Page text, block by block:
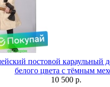
постовой караульный
белого цвета с тёмным
10 500 р.